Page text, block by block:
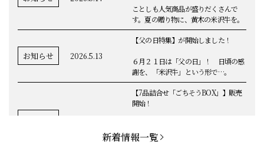
ことしも人気商品が盛りだくさんで
す。夏の贈り物に、黄木の米沢牛を。
お知らせ 2026.5.13
【父の日特集】が開始しました！
６月２１日は「父の日」！ 日頃の感
謝を、「米沢牛」という形で…。
【7品詰合せ「ごちそうBOX」】販売
開始！
ンチカツ」など、黄木の自慢が詰まっ
てます。
新着情報一覧